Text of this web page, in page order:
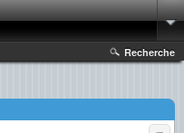
Recherche